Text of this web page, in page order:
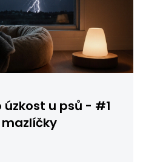
úzkost u psů - #1